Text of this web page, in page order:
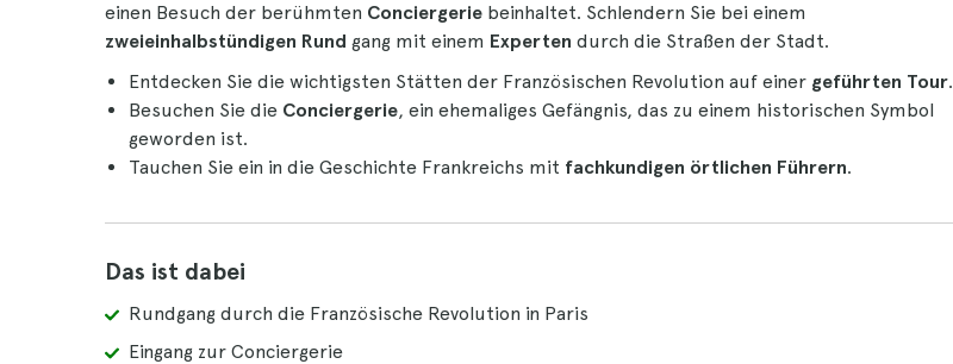
einen Besuch der berühmten Conciergerie beinhaltet. Schlendern Sie bei einem
zweieinhalbstündigen Rund gang mit einem Experten durch die Straßen der Stadt.
Entdecken Sie die wichtigsten Stätten der Französischen Revolution auf einer geführten Tour.
Besuchen Sie die Conciergerie, ein ehemaliges Gefängnis, das zu einem historischen Symbol
geworden ist.
Tauchen Sie ein in die Geschichte Frankreichs mit fachkundigen örtlichen Führern.
Das ist dabei
Rundgang durch die Französische Revolution in Paris
Eingang zur Conciergerie